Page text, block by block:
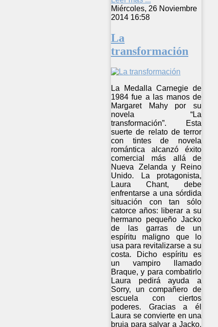
Miércoles, 26 Noviembre
2014 16:58
La
transformación
La Medalla Carnegie de
1984 fue a las manos de
Margaret Mahy por su
novela “La
transformación”. Esta
suerte de relato de terror
con tintes de novela
romántica alcanzó éxito
comercial más allá de
Nueva Zelanda y Reino
Unido. La protagonista,
Laura Chant, debe
enfrentarse a una sórdida
situación con tan sólo
catorce años: liberar a su
hermano pequeño Jacko
de las garras de un
espíritu maligno que lo
usa para revitalizarse a su
costa. Dicho espíritu es
un vampiro llamado
Braque, y para combatirlo
Laura pedirá ayuda a
Sorry, un compañero de
escuela con ciertos
poderes. Gracias a él
Laura se convierte en una
bruja para salvar a Jacko.